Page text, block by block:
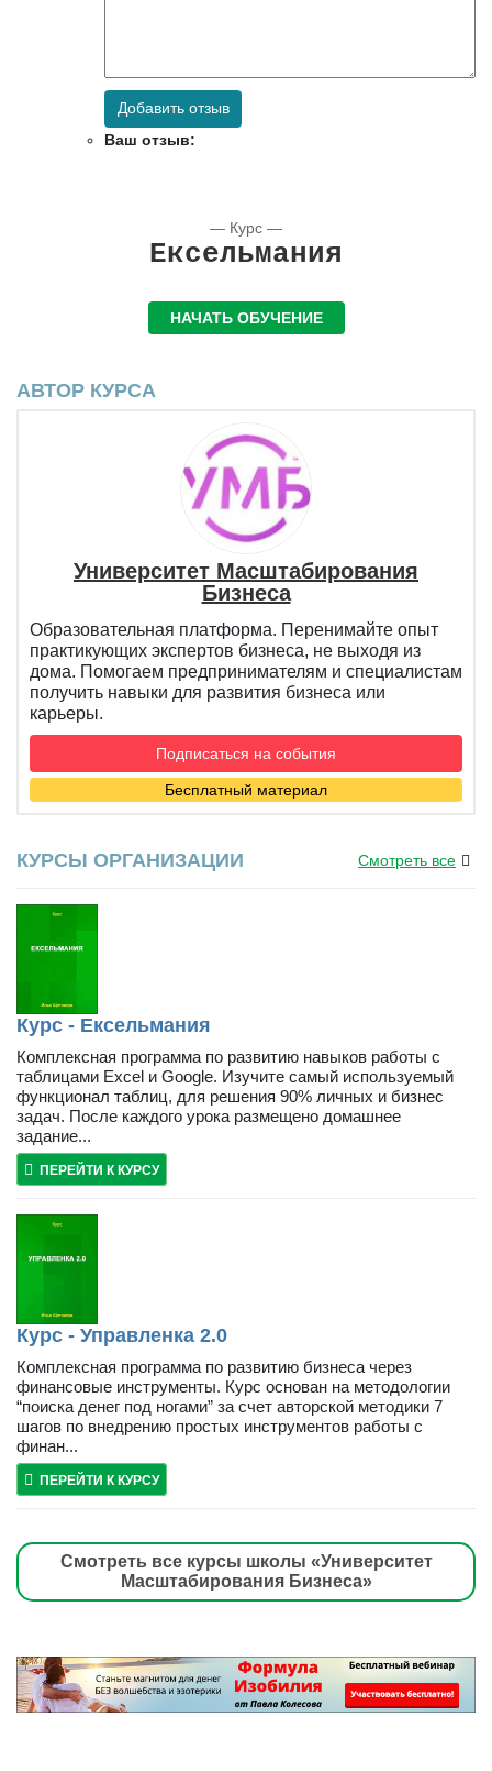
Добавить отзыв
Ваш отзыв:
— Курс —
Ексельмания
НАЧАТЬ ОБУЧЕНИЕ
АВТОР КУРСА
Университет Масштабирования
Бизнеса
Образовательная платформа. Перенимайте опыт
практикующих экспертов бизнеса, не выходя из
дома. Помогаем предпринимателям и специалистам
получить навыки для развития бизнеса или
карьеры.
Подписаться на события
Бесплатный материал
КУРСЫ ОРГАНИЗАЦИИ Смотреть все
Курс - Ексельмания
Комплексная программа по развитию навыков работы с
таблицами Excel и Google. Изучите самый используемый
функционал таблиц, для решения 90% личных и бизнес
задач. После каждого урока размещено домашнее
задание...
ПЕРЕЙТИ К КУРСУ
Курс - Управленка 2.0
Комплексная программа по развитию бизнеса через
финансовые инструменты. Курс основан на методологии
“поиска денег под ногами” за счет авторской методики 7
шагов по внедрению простых инструментов работы с
финан...
ПЕРЕЙТИ К КУРСУ
Смотреть все курсы школы «Университет
Масштабирования Бизнеса»